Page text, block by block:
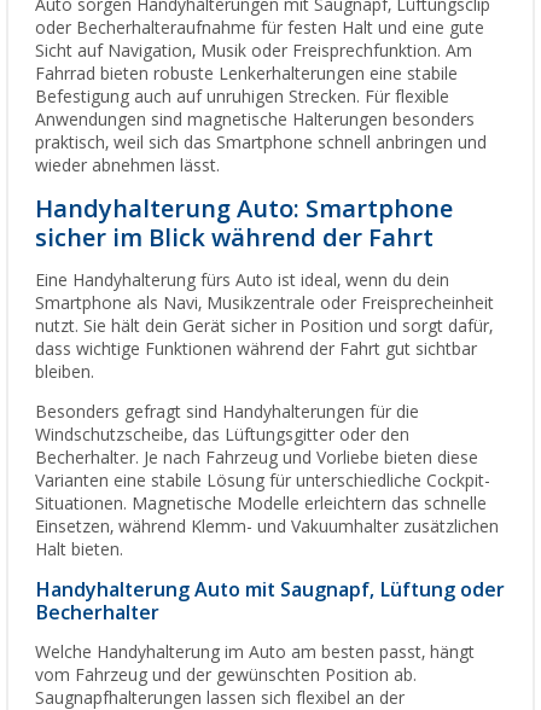
Auto sorgen Handyhalterungen mit Saugnapf, Lüftungsclip
oder Becherhalteraufnahme für festen Halt und eine gute
Sicht auf Navigation, Musik oder Freisprechfunktion. Am
Fahrrad bieten robuste Lenkerhalterungen eine stabile
Befestigung auch auf unruhigen Strecken. Für flexible
Anwendungen sind magnetische Halterungen besonders
praktisch, weil sich das Smartphone schnell anbringen und
wieder abnehmen lässt.
Handyhalterung Auto: Smartphone
sicher im Blick während der Fahrt
Eine Handyhalterung fürs Auto ist ideal, wenn du dein
Smartphone als Navi, Musikzentrale oder Freisprecheinheit
nutzt. Sie hält dein Gerät sicher in Position und sorgt dafür,
dass wichtige Funktionen während der Fahrt gut sichtbar
bleiben.
Besonders gefragt sind Handyhalterungen für die
Windschutzscheibe, das Lüftungsgitter oder den
Becherhalter. Je nach Fahrzeug und Vorliebe bieten diese
Varianten eine stabile Lösung für unterschiedliche Cockpit-
Situationen. Magnetische Modelle erleichtern das schnelle
Einsetzen, während Klemm- und Vakuumhalter zusätzlichen
Halt bieten.
Handyhalterung Auto mit Saugnapf, Lüftung oder
Becherhalter
Welche Handyhalterung im Auto am besten passt, hängt
vom Fahrzeug und der gewünschten Position ab.
Saugnapfhalterungen lassen sich flexibel an der